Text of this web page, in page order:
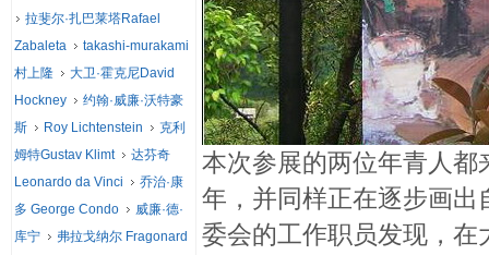
本次参展的两位年青人
年，并同样正在逐步画出
委会的工作职员发现，
拉斐尔·扎巴莱塔Rafael
Zabaleta
takashi-murakami
村上隆
大卫·霍克尼David
Hockney
约翰·威廉·沃特豪
斯
Roy Lichtenstein
克利
姆特Gustav Klimt
达芬奇
Leonardo da Vinci
乔治·康
多 George Condo
威廉·德·
库宁
弗拉戈纳尔 Fragonard